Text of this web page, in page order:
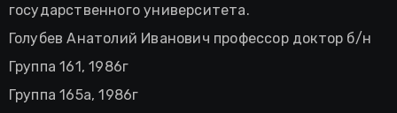
государственного университета.
Голубев Анатолий Иванович профессор доктор б/н
Группа 161, 1986г
Группа 165а, 1986г